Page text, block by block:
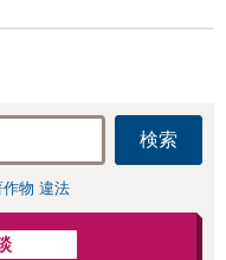
をしてしまうかもしれ
検索
作物 違法